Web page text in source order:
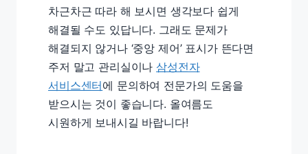
차근차근 따라 해 보시면 생각보다 쉽게
해결될 수도 있답니다. 그래도 문제가
해결되지 않거나 ‘중앙 제어’ 표시가 뜬다면
주저 말고 관리실이나삼성전자
서비스센터에 문의하여 전문가의 도움을
받으시는 것이 좋습니다. 올여름도
시원하게 보내시길 바랍니다!